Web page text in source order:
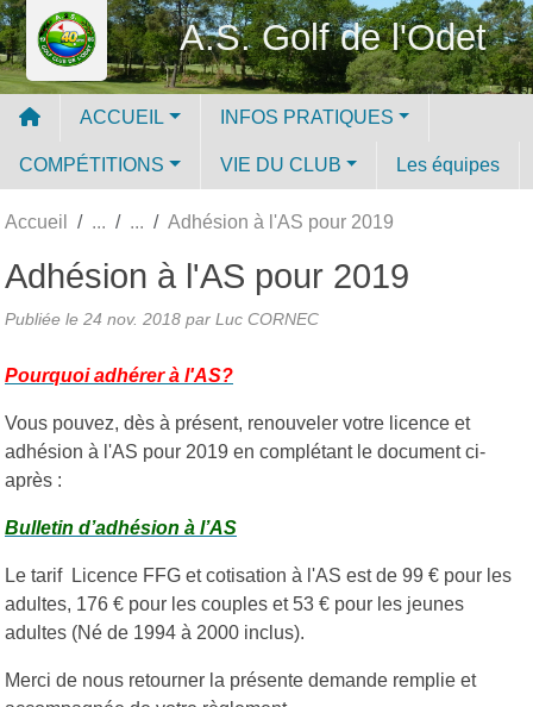
A.S. Golf de l'Odet
ACCUEIL INFOS PRATIQUES
COMPÉTITIONS VIE DU CLUB Les équipes
Accueil Adhésion à l'AS pour 2019
Adhésion à l'AS pour 2019
Publiée le 24 nov. 2018 par Luc CORNEC
Pourquoi adhérer à l'AS?
Vous pouvez, dès à présent, renouveler votre licence et
adhésion à l'AS pour 2019 en complétant le document ci-
après :
Bulletin d’adhésion à l’AS
Le tarif Licence FFG et cotisation à l'AS est de 99 € pour les
adultes, 176 € pour les couples et 53 € pour les jeunes
adultes (Né de 1994 à 2000 inclus).
Merci de nous retourner la présente demande remplie et
Panneau de gestion des cookies